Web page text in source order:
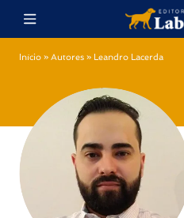
Início » Autores » Leandro Lacerda